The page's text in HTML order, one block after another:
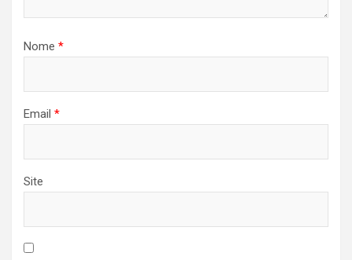
Nome *
Email *
Site